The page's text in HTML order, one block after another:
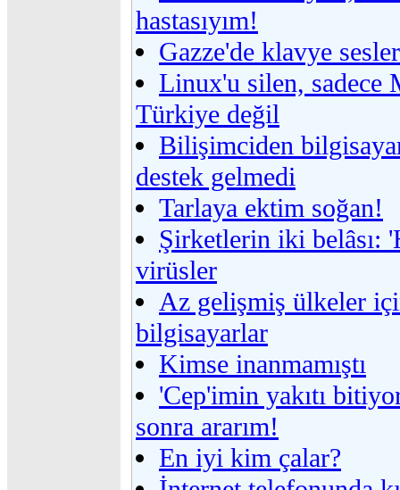
hastasıyım!
Gazze'de klavye
Linux'u silen, sadece
Türkiye değil
Bilişimciden
destek gelmedi
Tarlaya ektim soğan!
Şirketlerin iki belâsı:
virüsler
Az gelişmiş ülkeler
bilgisayarlar
Kimse inanmamıştı
'Cep'imin yakıtı
sonra ararım!
En iyi kim çalar?